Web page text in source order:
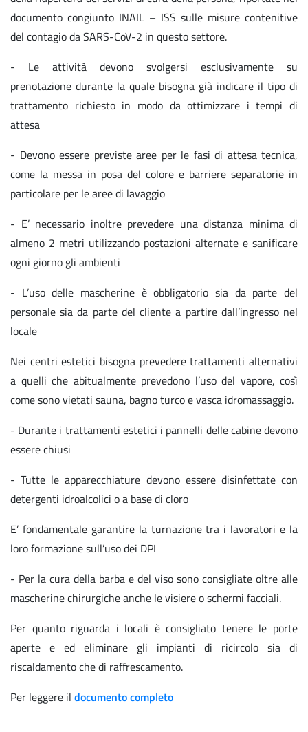
documento congiunto INAIL – ISS sulle misure contenitive
del contagio da SARS-CoV-2 in questo settore.
- Le attività devono svolgersi esclusivamente su
prenotazione durante la quale bisogna già indicare il tipo di
trattamento richiesto in modo da ottimizzare i tempi di
attesa
- Devono essere previste aree per le fasi di attesa tecnica,
come la messa in posa del colore e barriere separatorie in
particolare per le aree di lavaggio
- E’ necessario inoltre prevedere una distanza minima di
almeno 2 metri utilizzando postazioni alternate e sanificare
ogni giorno gli ambienti
- L’uso delle mascherine è obbligatorio sia da parte del
personale sia da parte del cliente a partire dall’ingresso nel
locale
Nei centri estetici bisogna prevedere trattamenti alternativi
a quelli che abitualmente prevedono l’uso del vapore, così
come sono vietati sauna, bagno turco e vasca idromassaggio.
- Durante i trattamenti estetici i pannelli delle cabine devono
essere chiusi
- Tutte le apparecchiature devono essere disinfettate con
detergenti idroalcolici o a base di cloro
E’ fondamentale garantire la turnazione tra i lavoratori e la
loro formazione sull’uso dei DPI
- Per la cura della barba e del viso sono consigliate oltre alle
mascherine chirurgiche anche le visiere o schermi facciali.
Per quanto riguarda i locali è consigliato tenere le porte
aperte e ed eliminare gli impianti di ricircolo sia di
riscaldamento che di raffrescamento.
Per leggere il documento completo